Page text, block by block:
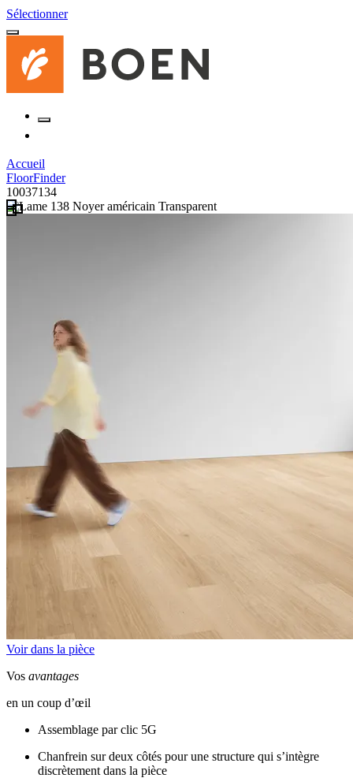
Sélectionner
Accueil
FloorFinder
10037134
Voir dans la pièce
Vos avantages
en un coup d’œil
Assemblage par clic 5G
Chanfrein sur deux côtés pour une structure qui s’intègre
discrètement dans la pièce